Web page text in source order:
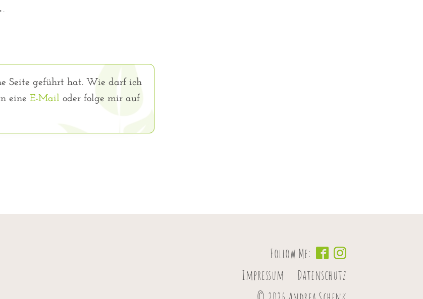
Seite geführt hat. Wie darf ich
eine E-Mail oder folge mir auf
Follow Me:
Impressum
Datenschutz